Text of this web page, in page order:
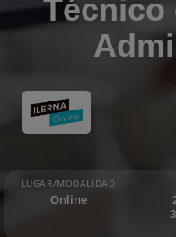
Técnico
LUGAR/MODALIDAD
Online